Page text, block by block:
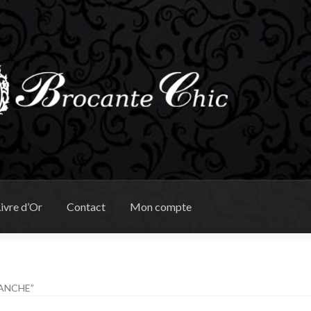
d’Or Contact Mon compte